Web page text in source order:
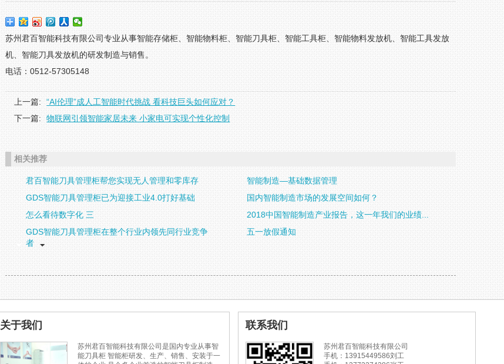
苏州君百智能科技有限公司专业从事智能存储柜、智能物料柜、智能刀具柜、智能工具柜、智能物料发放机、智能工具发放
机、智能刀具发放机的研发制造与销售。
电话：0512-57305148
上一篇:
“AI伦理”成人工智能时代挑战 看科技巨头如何应对？
下一篇:
物联网引领智能家居未来 小家电可实现个性化控制
相关推荐
君百智能刀具管理柜帮您实现无人管理和零库存
智能制造—基础数据管理
GDS智能刀具管理柜已为迎接工业4.0打好基础
国内智能制造市场的发展空间如何？
怎么看待数字化 三
2018中国智能制造产业报告，这一年我们的业绩...
GDS智能刀具管理柜在整个行业内领先同行业竞争
者
五一放假通知
关于我们
苏州君百智能科技有限公司是国内专业从事智
能刀具柜 智能柜研发、生产、销售、安装于一
联系我们
苏州君百智能科技有限公司
手机：13915449586刘工